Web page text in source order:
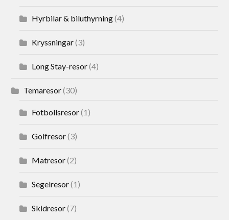
Hyrbilar & biluthyrning(4)
Kryssningar(3)
Long Stay-resor(4)
Temaresor(30)
Fotbollsresor(1)
Golfresor(3)
Matresor(2)
Segelresor(1)
Skidresor(7)